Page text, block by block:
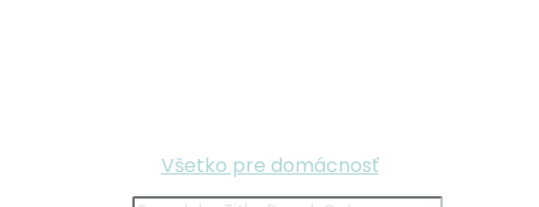
Všetko pre domácnosť